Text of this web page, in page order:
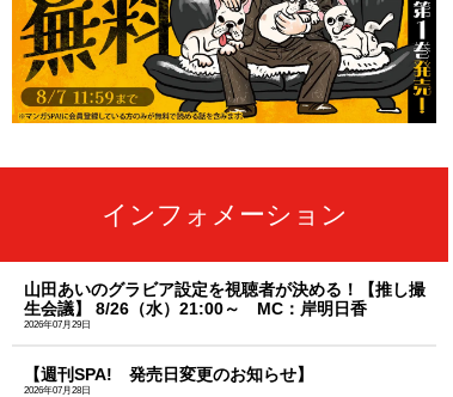
インフォメーション
山田あいのグラビア設定を視聴者が決める！【推し撮
生会議】 8/26（水）21:00～ MC：岸明日香
2026年07月29日
【週刊SPA! 発売日変更のお知らせ】
2026年07月28日